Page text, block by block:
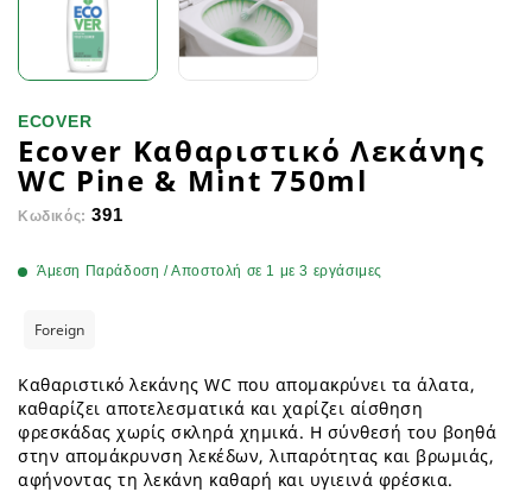
ECOVER
Ecover Καθαριστικό Λεκάνης
WC Pine & Mint 750ml
Κωδικός: 391
Άμεση Παράδοση / Αποστολή σε 1 με 3 εργάσιμες
Foreign
Καθαριστικό λεκάνης WC που απομακρύνει τα άλατα,
καθαρίζει αποτελεσματικά και χαρίζει αίσθηση
φρεσκάδας χωρίς σκληρά χημικά. Η σύνθεσή του βοηθά
στην απομάκρυνση λεκέδων, λιπαρότητας και βρωμιάς,
αφήνοντας τη λεκάνη καθαρή και υγιεινά φρέσκια.